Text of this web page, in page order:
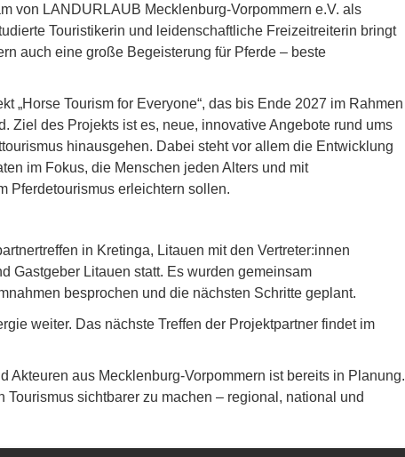
von LANDURLAUB Mecklenburg-Vorpommern e.V. als
Touristikerin und leidenschaftliche Freizeitreiterin bringt
auch eine große Begeisterung für Pferde – beste
„Horse Tourism for Everyone“, das bis Ende 2027 im Rahmen
Ziel des Projekts ist es, neue, innovative Angebote rund ums
hinausgehen. Dabei steht vor allem die Entwicklung
im Fokus, die Menschen jeden Alters und mit
Pferdetourismus erleichtern sollen.
in Kretinga, Litauen mit den Vertreter:innen
Gastgeber Litauen statt. Es wurden gemeinsam
besprochen und die nächsten Schritte geplant.
weiter. Das nächste Treffen der Projektpartner findet im
Akteuren aus Mecklenburg-Vorpommern ist bereits in Planung.
sichtbarer zu machen – regional, national und